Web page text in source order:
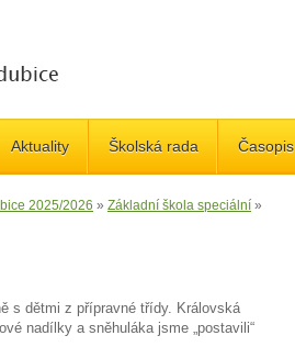
Aktuality Školská rada Časopis
2025/2026 » Základní škola speciální »
s dětmi z přípravné třídy. Královská
nadílky a sněhuláka jsme „postavili“